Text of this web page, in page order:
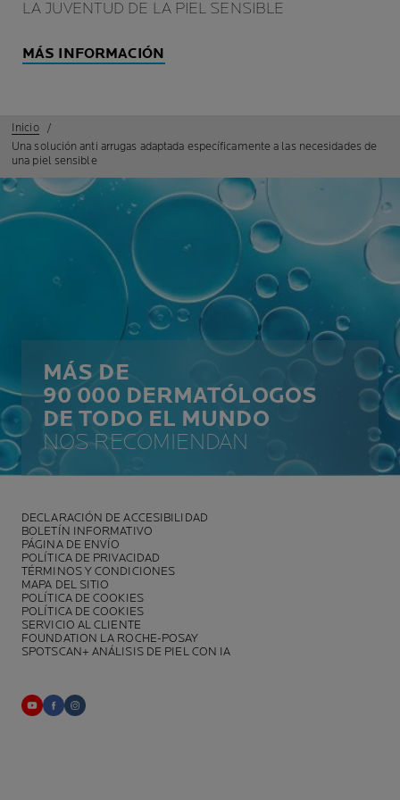
LA JUVENTUD DE LA PIEL SENSIBLE
MÁS INFORMACIÓN
Inicio
Una solución anti arrugas adaptada específicamente a las necesidades de
una piel sensible
MÁS DE
90 000 DERMATÓLOGOS
DE TODO EL MUNDO
NOS RECOMIENDAN
DECLARACIÓN DE ACCESIBILIDAD
BOLETÍN INFORMATIVO
PÁGINA DE ENVÍO
POLÍTICA DE PRIVACIDAD
TÉRMINOS Y CONDICIONES
MAPA DEL SITIO
POLÍTICA DE COOKIES
POLÍTICA DE COOKIES
SERVICIO AL CLIENTE
FOUNDATION LA ROCHE-POSAY
SPOTSCAN+ ANÁLISIS DE PIEL CON IA